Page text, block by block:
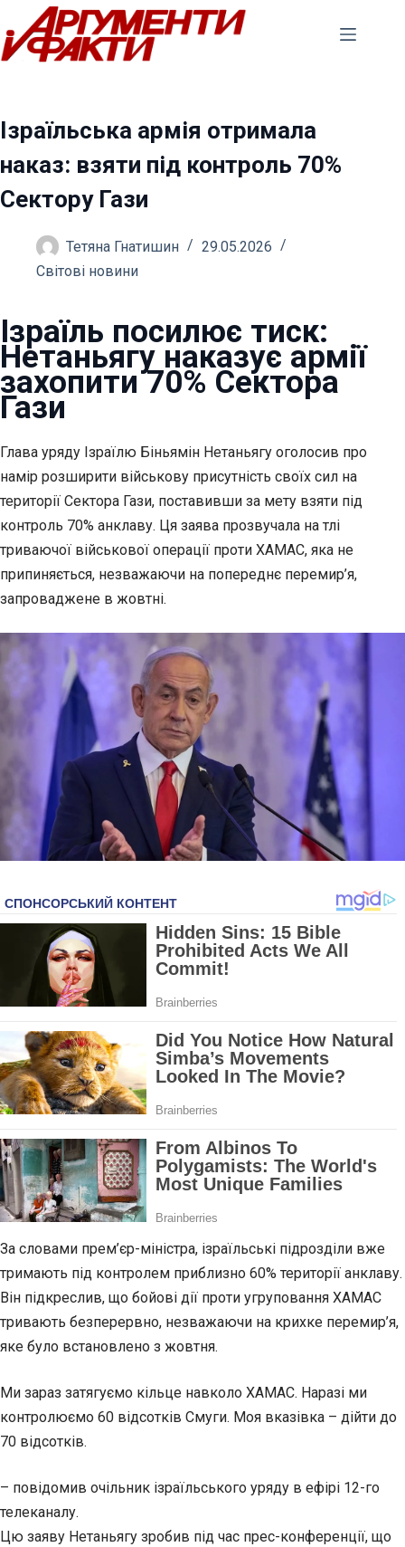
Перейти
до
вмісту
Ізраїльська армія отримала
наказ: взяти під контроль 70%
Сектору Гази
Тетяна Гнатишин
29.05.2026
Світові новини
Ізраїль посилює тиск:
Нетаньягу наказує армії
захопити 70% Сектора
Гази
Глава уряду Ізраїлю Біньямін Нетаньягу оголосив про
намір розширити військову присутність своїх сил на
території Сектора Гази, поставивши за мету взяти під
контроль 70% анклаву. Ця заява прозвучала на тлі
триваючої військової операції проти ХАМАС, яка не
припиняється, незважаючи на попереднє перемир’я,
запроваджене в жовтні.
За словами прем’єр-міністра, ізраїльські підрозділи вже
тримають під контролем приблизно 60% території анклаву.
Він підкреслив, що бойові дії проти угруповання ХАМАС
тривають безперервно, незважаючи на крихке перемир’я,
яке було встановлено з жовтня.
Ми зараз затягуємо кільце навколо ХАМАС. Наразі ми
контролюємо 60 відсотків Смуги. Моя вказівка – дійти до
70 відсотків.
– повідомив очільник ізраїльського уряду в ефірі 12-го
телеканалу.
Цю заяву Нетаньягу зробив під час прес-конференції, що